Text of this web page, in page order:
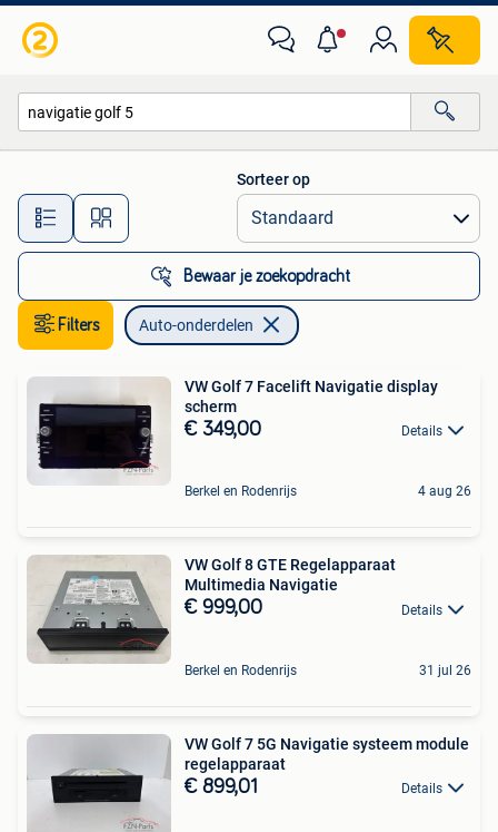
Alle afstanden…
Sorteer op
Bewaar je zoekopdracht
Filters Auto-onderdelen
VW Golf 7 Facelift Navigatie display
scherm
€ 349,00 Details
Berkel en Rodenrijs 4 aug 26
VW Golf 8 GTE Regelapparaat
Multimedia Navigatie
€ 999,00 Details
Berkel en Rodenrijs 31 jul 26
VW Golf 7 5G Navigatie systeem module
regelapparaat
€ 899,01 Details